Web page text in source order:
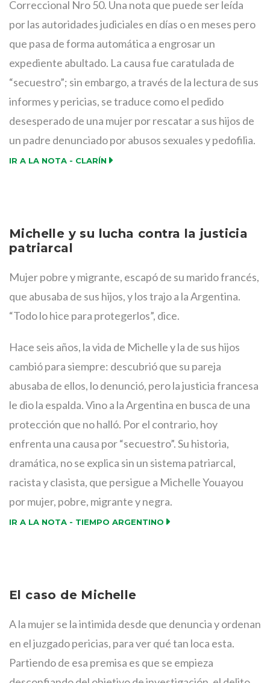
Correccional Nro 50. Una nota que puede ser leída
por las autoridades judiciales en días o en meses pero
que pasa de forma automática a engrosar un
expediente abultado. La causa fue caratulada de
“secuestro”; sin embargo, a través de la lectura de sus
informes y pericias, se traduce como el pedido
desesperado de una mujer por rescatar a sus hijos de
un padre denunciado por abusos sexuales y pedofilia.
IR A LA NOTA - CLARÍN
Michelle y su lucha contra la justicia
patriarcal
Mujer pobre y migrante, escapó de su marido francés,
que abusaba de sus hijos, y los trajo a la Argentina.
“Todo lo hice para protegerlos”, dice.
Hace seis años, la vida de Michelle y la de sus hijos
cambió para siempre: descubrió que su pareja
abusaba de ellos, lo denunció, pero la justicia francesa
le dio la espalda. Vino a la Argentina en busca de una
protección que no halló. Por el contrario, hoy
enfrenta una causa por “secuestro”. Su historia,
dramática, no se explica sin un sistema patriarcal,
racista y clasista, que persigue a Michelle Youayou
por mujer, pobre, migrante y negra.
IR A LA NOTA - TIEMPO ARGENTINO
El caso de Michelle
A la mujer se la intimida desde que denuncia y ordenan
en el juzgado pericias, para ver qué tan loca esta.
Partiendo de esa premisa es que se empieza